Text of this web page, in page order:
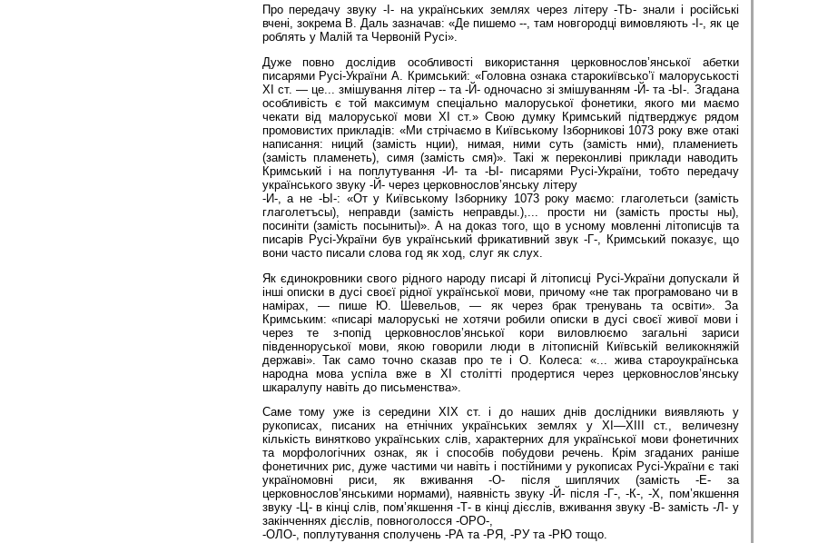
Про передачу звуку -І- на українських землях через літеру -ТЬ- знали і російські
вчені, зокрема В. Даль зазначав: «Де пишемо --, там новгородці вимовляють -І-, як це
роблять у Малій та Червоній Русі».
Дуже повно дослідив особливості використання церковнослов’янської абетки
писарями Русі-України А. Кримський: «Головна ознака старокиївсько’ї малоруськості
XI ст. — це... змішування літер -- та -Й- одночасно зі змішуванням -Й- та -Ы-. Згадана
особливість є той максимум спеціально малоруської фонетики, якого ми маємо
чекати від малоруської мови XI ст.» Свою думку Кримський підтверджує рядом
промовистих прикладів: «Ми стрічаємо в Київському Ізборникові 1073 року вже отакі
написання: ниций (замість нции), нимая, ними суть (замість нми), пламениеть
(замість пламенеть), симя (замість смя)». Такі ж переконливі приклади наводить
Кримський і на поплутування -И- та -Ы- писарями Русі-України, тобто передачу
українського звуку -Й- через церковнослов’янську літеру
-И-, а не -Ы-: «От у Київському Ізборнику 1073 року маємо: глаголетьси (замість
глаголетъсы), неправди (замість неправды.),... прости ни (замість просты ны),
посиніти (замість посыниты)». А на доказ того, що в усному мовленні літописців та
писарів Русі-України був український фрикативний звук -Г-, Кримський показує, що
вони часто писали слова год як ход, слуг як слух.
Як єдинокровники свого рідного народу писарі й літописці Русі-України допускали й
інші описки в дусі своєї рідної української мови, причому «не так програмовано чи в
намірах, — пише Ю. Шевельов, — як через брак тренувань та освіти». За
Кримським: «писарі малоруські не хотячи робили описки в дусі своєї живої мови і
через те з-попід церковнослов’янської кори виловлюємо загальні зариси
південноруської мови, якою говорили люди в літописній Київській великокняжій
державі». Так само точно сказав про те і О. Колеса: «... жива староукраїнська
народна мова успіла вже в XI столітті продертися через церковнослов’янську
шкаралупу навіть до письменства».
Саме тому уже із середини XIX ст. і до наших днів дослідники виявляють у
рукописах, писаних на етнічних українських землях у ХІ—ХІІІ ст., величезну
кількість винятково українських слів, характерних для української мови фонетичних
та морфологічних ознак, як і способів побудови речень. Крім згаданих раніше
фонетичних рис, дуже частими чи навіть і постійними у рукописах Русі-України є такі
україномовні риси, як вживання -О- після шиплячих (замість -Е- за
церковнослов’янськими нормами), наявність звуку -Й- після -Г-, -К-, -X, пом’якшення
звуку -Ц- в кінці слів, пом’якшення -Т- в кінці дієслів, вживання звуку -В- замість -Л- у
закінченнях дієслів, повноголосся -ОРО-,
-ОЛО-, поплутування сполучень -РА та -РЯ, -РУ та -РЮ тощо.